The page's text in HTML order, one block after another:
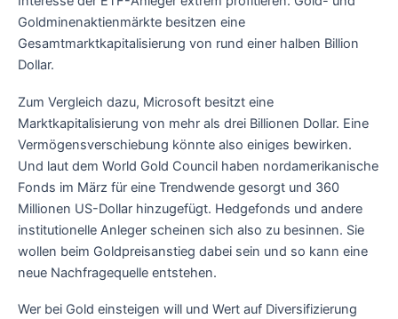
Goldminenaktienmärkte besitzen eine
Gesamtmarktkapitalisierung von rund einer halben Billion
Dollar.
Zum Vergleich dazu, Microsoft besitzt eine
Marktkapitalisierung von mehr als drei Billionen Dollar. Eine
Vermögensverschiebung könnte also einiges bewirken.
Und laut dem World Gold Council haben nordamerikanische
Fonds im März für eine Trendwende gesorgt und 360
Millionen US-Dollar hinzugefügt. Hedgefonds und andere
institutionelle Anleger scheinen sich also zu besinnen. Sie
wollen beim Goldpreisanstieg dabei sein und so kann eine
neue Nachfragequelle entstehen.
Wer bei Gold einsteigen will und Wert auf Diversifizierung